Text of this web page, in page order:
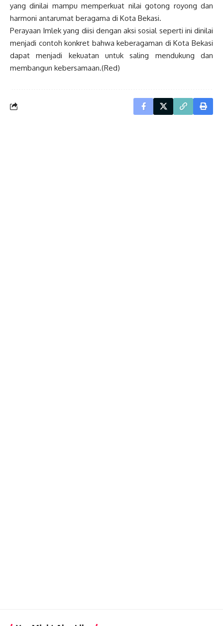
yang dinilai mampu memperkuat nilai gotong royong dan
harmoni antarumat beragama di Kota Bekasi.
Perayaan Imlek yang diisi dengan aksi sosial seperti ini dinilai
menjadi contoh konkret bahwa keberagaman di Kota Bekasi
dapat menjadi kekuatan untuk saling mendukung dan
membangun kebersamaan.(Red)